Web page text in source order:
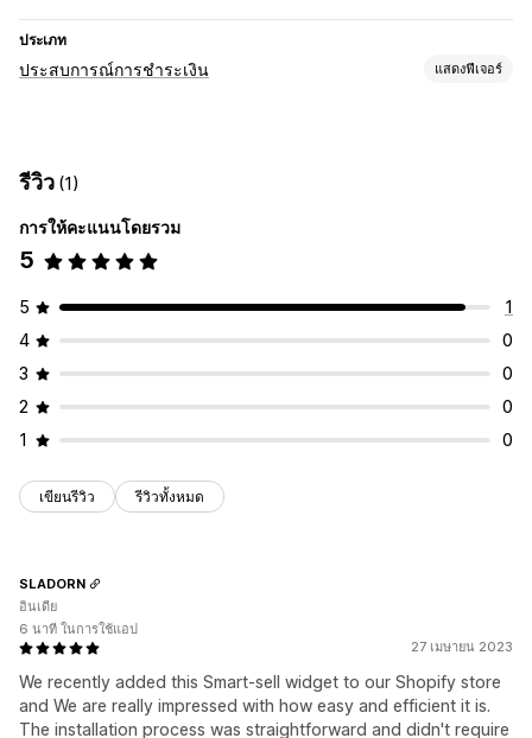
ประเภท
ประสบการณ์การชำระเงิน แสดงฟีเจอร์
ข้อความวิดเจ็ต
รีวิว (1)
การให้คะแนนโดยรวม
5
5
1
4
0
3
0
2
0
1
0
เขียนรีวิว รีวิวทั้งหมด
27 เมษายน 2023
We recently added this Smart-sell widget to our Shopify store
and We are really impressed with how easy and efficient it is.
The installation process was straightforward and didn't require
SLADORN
อินเดีย
6 นาที ในการใช้แอป